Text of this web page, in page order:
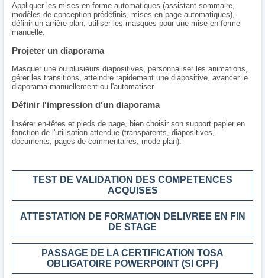
Appliquer les mises en forme automatiques (assistant sommaire,
modèles de conception prédéfinis, mises en page automatiques),
définir un arrière-plan, utiliser les masques pour une mise en forme
manuelle.
Projeter un diaporama
Masquer une ou plusieurs diapositives, personnaliser les animations,
gérer les transitions, atteindre rapidement une diapositive, avancer le
diaporama manuellement ou l'automatiser.
Définir l'impression d'un diaporama
Insérer en-têtes et pieds de page, bien choisir son support papier en
fonction de l'utilisation attendue (transparents, diapositives,
documents, pages de commentaires, mode plan).
TEST DE VALIDATION DES COMPETENCES
ACQUISES
ATTESTATION DE FORMATION DELIVREE EN FIN
DE STAGE
PASSAGE DE LA CERTIFICATION TOSA
OBLIGATOIRE POWERPOINT (SI CPF)